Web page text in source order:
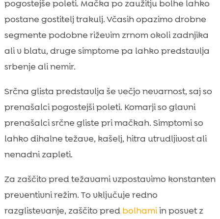
pogostejše poleti. Mačka po zaužitju bolhe lahko
postane gostitelj trakulj. Včasih opazimo drobne
segmente podobne riževim zrnom okoli zadnjika
ali v blatu, druge simptome pa lahko predstavlja
srbenje ali nemir.
Srčna glista predstavlja še večjo nevarnost, saj so
prenašalci pogostejši poleti. Komarji so glavni
prenašalci srčne gliste pri mačkah. Simptomi so
lahko dihalne težave, kašelj, hitra utrudljivost ali
nenadni zapleti.
Za zaščito pred težavami vzpostavimo konstanten
preventivni režim. To vključuje redno
razglistevanje, zaščito pred bolhamiin posvet z